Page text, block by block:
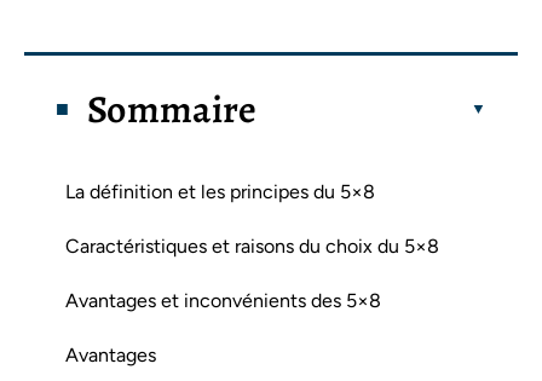
Sommaire
La définition et les principes du 5×8
Caractéristiques et raisons du choix du 5×8
Avantages et inconvénients des 5×8
Avantages